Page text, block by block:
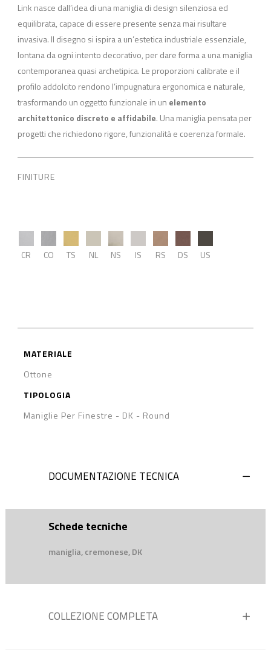
Link nasce dall’idea di una maniglia di design silenziosa ed
equilibrata, capace di essere presente senza mai risultare
invasiva. Il disegno si ispira a un’estetica industriale essenziale,
lontana da ogni intento decorativo, per dare forma a una maniglia
contemporanea quasi archetipica. Le proporzioni calibrate e il
profilo addolcito rendono l’impugnatura ergonomica e naturale,
trasformando un oggetto funzionale in un elemento
architettonico discreto e affidabile. Una maniglia pensata per
progetti che richiedono rigore, funzionalità e coerenza formale.
FINITURE
CR CO TS NL NS IS RS DS US
MATERIALE
Ottone
TIPOLOGIA
Maniglie Per Finestre - DK - Round
DOCUMENTAZIONE TECNICA
Schede tecniche
maniglia, cremonese, DK
COLLEZIONE COMPLETA